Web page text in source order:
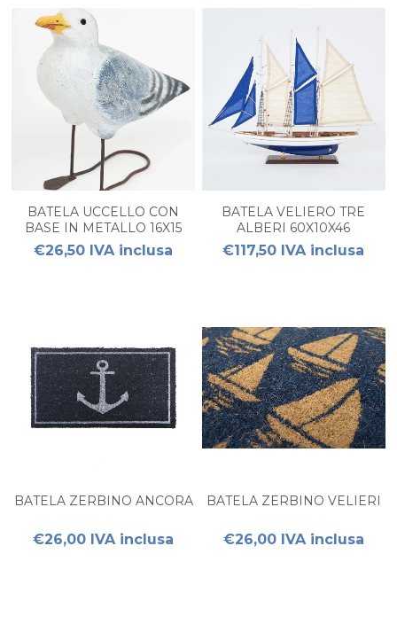
BATELA UCCELLO CON
BASE IN METALLO 16X15
€26,50 IVA inclusa
BATELA VELIERO TRE
ALBERI 60X10X46
€117,50 IVA inclusa
BATELA ZERBINO ANCORA
€26,00 IVA inclusa
BATELA ZERBINO VELIERI
€26,00 IVA inclusa